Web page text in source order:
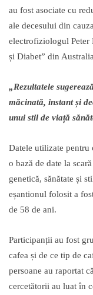
au fost asociate cu
ale decesului din
electrofiziologul Peter
și Diabet” din
„Rezultatele
măcinată, instant și
unui stil de viață
Datele utilizate pentru
o bază de date la
genetică, sănătate și
eșantionul folosit a
de 58 de ani.
Participanții au fost
cafea și de ce tip de
persoane au raportat
cercetătorii au luat în